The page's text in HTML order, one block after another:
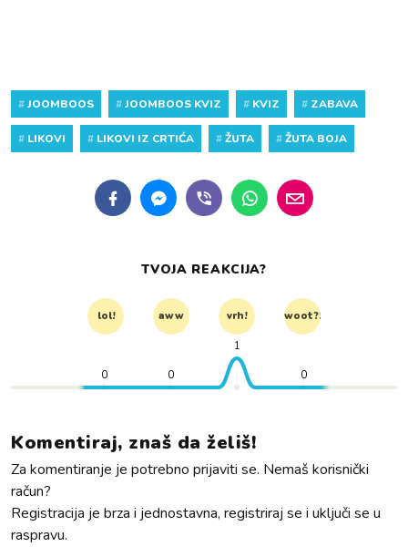
#JOOMBOOS #JOOMBOOS KVIZ # KVIZ # ZABAVA
# LIKOVI # LIKOVI IZ CRTIĆA #ŽUTA #ŽUTA BOJA
TVOJA REAKCIJA?
lol! aww vrh! woot?!
0 0
1
0
Komentiraj, znaš da želiš!
Za komentiranje je potrebno prijaviti se. Nemaš korisnički
račun?
Registracija je brza i jednostavna, registriraj se i uključi se u
raspravu.